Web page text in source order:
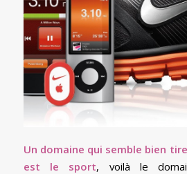
Un domaine qui semble bien
est le sport, voilà le